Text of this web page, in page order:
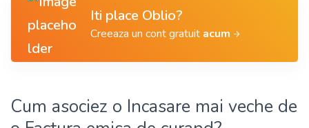
Iti place Oblio?
Creeaza un cont gratuit acum
Cum asociez o Incasare mai veche de